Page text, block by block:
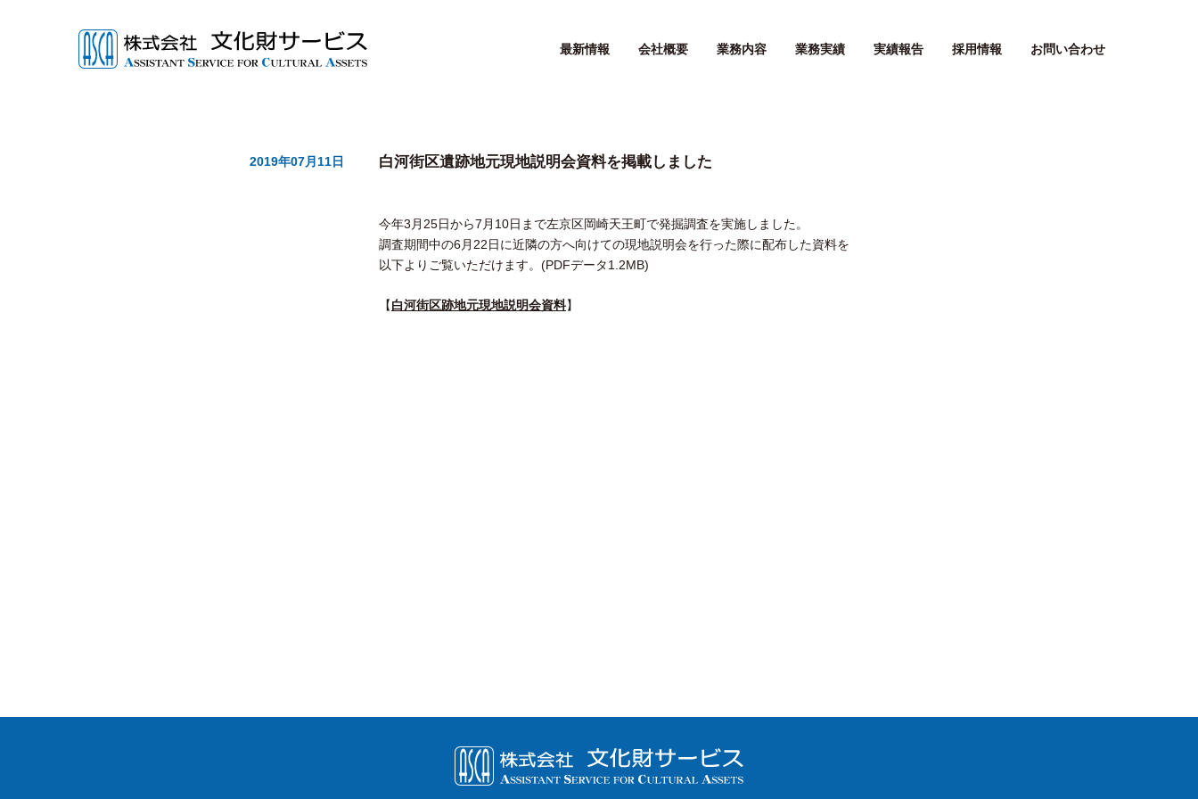
最新情報 会社概要 業務内容 業務実績 実績報告 採用情報 お問い合わせ
2019年07月11日 白河街区遺跡地元現地説明会資料を掲載しました
今年3月25日から7月10日まで左京区岡崎天王町で発掘調査を実施しました。
調査期間中の6月22日に近隣の方へ向けての現地説明会を行った際に配布した資料を
以下よりご覧いただけます。(PDFデータ1.2MB)
【 白河街区跡地元現地説明会資料】